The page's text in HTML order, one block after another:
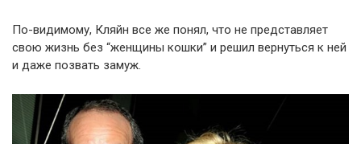
По-видимому, Кляйн все же понял, что не представляет
свою жизнь без “женщины кошки” и решил вернуться к ней
и даже позвать замуж.